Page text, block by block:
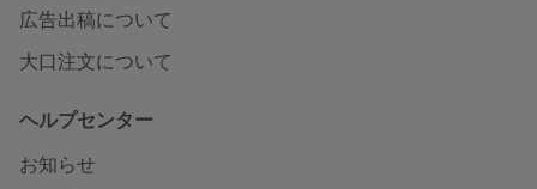
広告出稿について
大口注文について
ヘルプセンター
お知らせ